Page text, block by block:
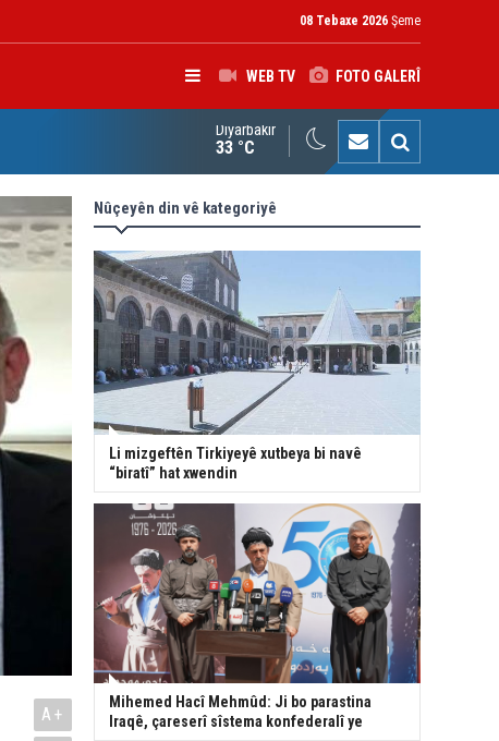
08 Tebaxe 2026 Şeme
WEB TV FOTO GALERÎ
Serokerkanê Iraqê Fermandariya Operasyonên Rojhilatê Dîcleyê
Diyarbakır
33 °C
A+
Nûçeyên din vê kategoriyê
Li mizgeftên Tirkiyeyê xutbeya bi navê
“biratî” hat xwendin
Mihemed Hacî Mehmûd: Ji bo parastina
Iraqê, çareserî sîstema konfederalî ye